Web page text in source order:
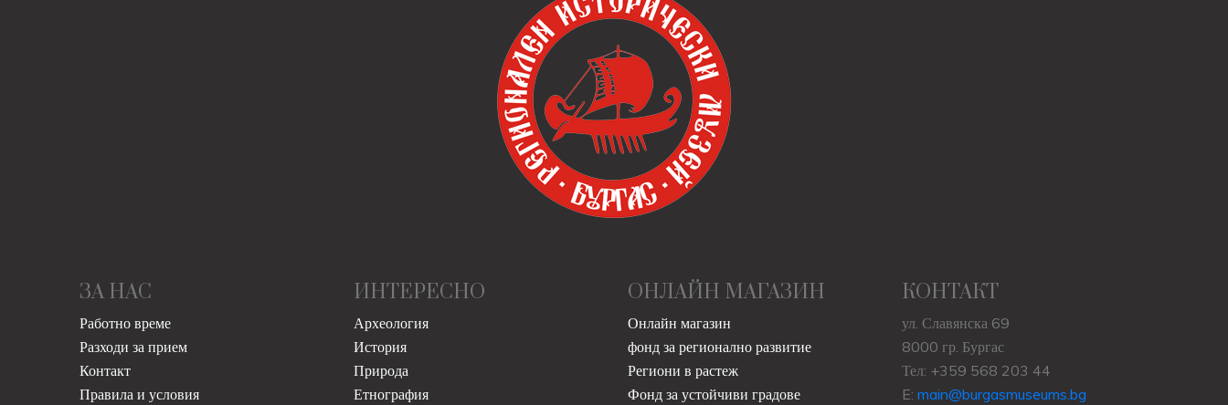
ЗА НАС
Работно време
Разходи за прием
Контакт
Правила и условия
ИНТЕРЕСНО
Археология
История
Природа
Етнография
ОНЛАЙН МАГАЗИН
Онлайн магазин
фонд за регионално развитие
Региони в растеж
Фонд за устойчиви градове
КОНТАКТ
ул. Славянска 69
8000 гр. Бургас
Тел: +359 568 203 44
E: main@burgasmuseums.bg